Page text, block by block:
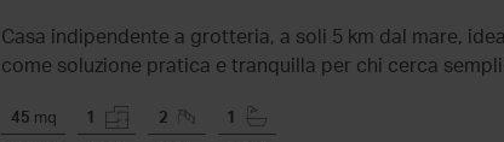
Casa indipendente a grotteria, a soli 5 km dal mare,
come soluzione pratica e tranquilla per chi cerca
45 mq 1 2 1